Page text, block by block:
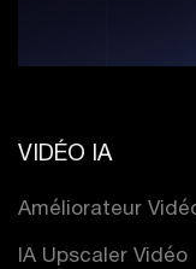
VIDÉO IA
Améliorateur
IA Upscaler Vidéo